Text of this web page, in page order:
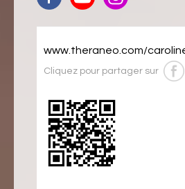
www.theraneo.com/
Cliquez pour partager sur